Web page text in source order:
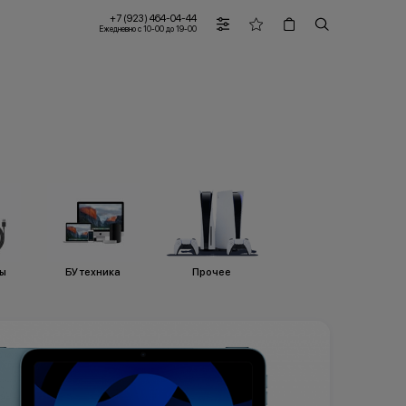
+7 (923) 464-04-44
Ежедневно с 10-00 до 19-00
БУ техника Прочее